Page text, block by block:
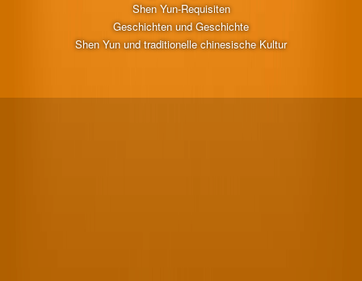
Shen Yun-Requisiten
Geschichten und Geschichte
Shen Yun und traditionelle chinesische Kultur